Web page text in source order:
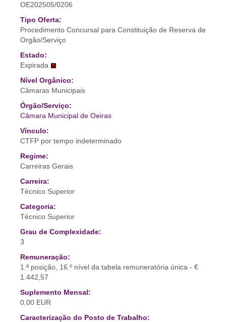
OE202505/0206
Tipo Oferta:
Procedimento Concursal para Constituição de Reserva de
Orgão/Serviço
Estado:
Expirada
Nível Orgânico:
Câmaras Municipais
Órgão/Serviço:
Câmara Municipal de Oeiras
Vínculo:
CTFP por tempo indeterminado
Regime:
Carreiras Gerais
Carreira:
Técnico Superior
Categoria:
Técnico Superior
Grau de Complexidade:
3
Remuneração:
1.ª posição, 16.º nível da tabela remuneratória única - €
1.442,57
Suplemento Mensal:
0,00 EUR
Caracterização do Posto de Trabalho: